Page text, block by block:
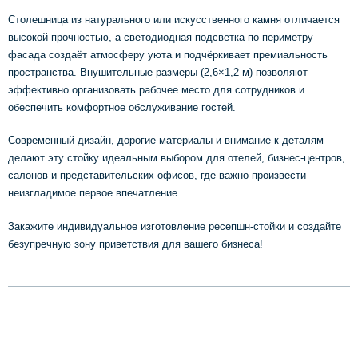
Столешница из натурального или искусственного камня отличается
высокой прочностью, а светодиодная подсветка по периметру
фасада создаёт атмосферу уюта и подчёркивает премиальность
пространства. Внушительные размеры (2,6×1,2 м) позволяют
эффективно организовать рабочее место для сотрудников и
обеспечить комфортное обслуживание гостей.
Современный дизайн, дорогие материалы и внимание к деталям
делают эту стойку идеальным выбором для отелей, бизнес-центров,
салонов и представительских офисов, где важно произвести
неизгладимое первое впечатление.
Закажите индивидуальное изготовление ресепшн-стойки и создайте
безупречную зону приветствия для вашего бизнеса!